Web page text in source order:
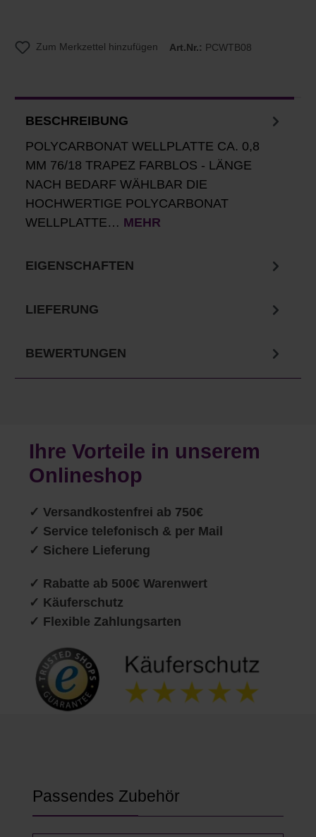
Zum Merkzettel hinzufügen Art.Nr.: PCWTB08
BESCHREIBUNG
POLYCARBONAT WELLPLATTE CA. 0,8
MM 76/18 TRAPEZ FARBLOS - LÄNGE
NACH BEDARF WÄHLBAR DIE
HOCHWERTIGE POLYCARBONAT
WELLPLATTE… MEHR
EIGENSCHAFTEN
LIEFERUNG
BEWERTUNGEN
Ihre Vorteile in unserem
Onlineshop
✓ Versandkostenfrei ab 750€
✓ Service telefonisch & per Mail
✓ Sichere Lieferung
✓ Rabatte ab 500€ Warenwert
✓ Käuferschutz
✓ Flexible Zahlungsarten
Produktgalerie überspringen
Passendes Zubehör